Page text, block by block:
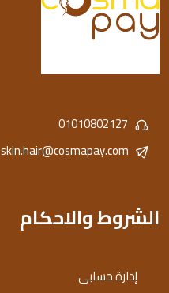
01010802127
skin.hair@cosmapay.com
الشروط والاحكام
إدارة حسابى